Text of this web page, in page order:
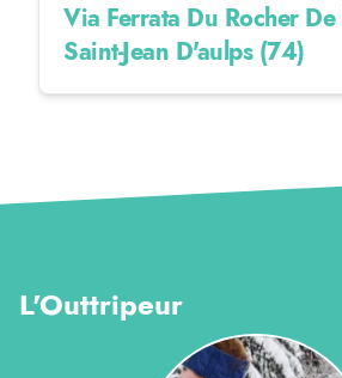
Via Ferrata Du Rocher
Saint-Jean D'aulps (74)
L'Outtripeur